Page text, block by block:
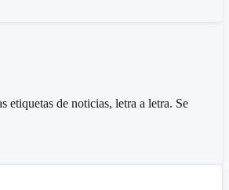
etiquetas de noticias, letra a letra. Se